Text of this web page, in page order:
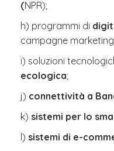
(NPR);
h) programmi di
campagne
i) soluzioni
ecologica;
j) connettività a
k) sistemi per lo
l) sistemi di e-